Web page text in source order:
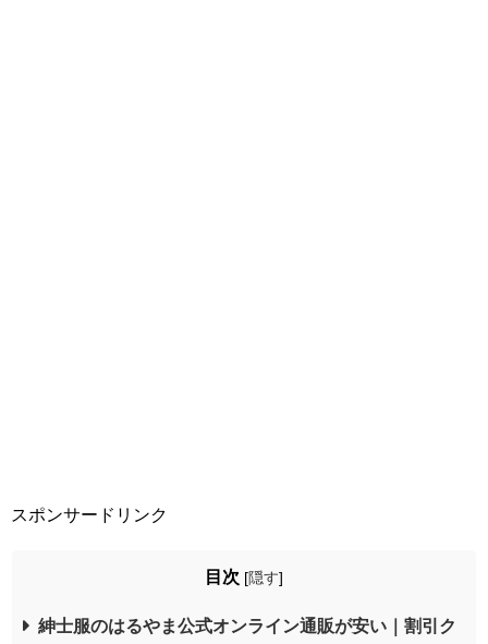
スポンサードリンク
目次 [隠す]
紳士服のはるやま公式オンライン通販が安い｜割引ク